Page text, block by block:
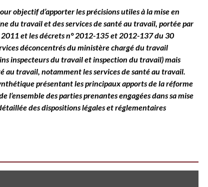
objectif d’apporter les précisions utiles à la mise en
du travail et des services de santé au travail, portée par
et les décrets n° 2012-135 et 2012-137 du 30
déconcentrés du ministère chargé du travail
inspecteurs du travail et inspection du travail) mais
au travail, notamment les services de santé au travail.
présentant les principaux apports de la réforme
l’ensemble des parties prenantes engagées dans sa mise
des dispositions légales et réglementaires
qui poudroie…